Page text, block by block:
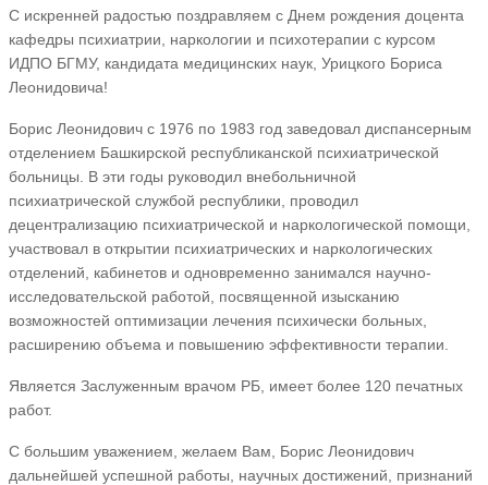
С искренней радостью поздравляем с Днем рождения доцента
кафедры психиатрии, наркологии и психотерапии с курсом
ИДПО БГМУ, кандидата медицинских наук, Урицкого Бориса
Леонидовича!
Борис Леонидович с 1976 по 1983 год заведовал диспансерным
отделением Башкирской республиканской психиатрической
больницы. В эти годы руководил внебольничной
психиатрической службой республики, проводил
децентрализацию психиатрической и наркологической помощи,
участвовал в открытии психиатрических и наркологических
отделений, кабинетов и одновременно занимался научно-
исследовательской работой, посвященной изысканию
возможностей оптимизации лечения психически больных,
расширению объема и повышению эффективности терапии.
Является Заслуженным врачом РБ, имеет более 120 печатных
работ.
С большим уважением, желаем Вам, Борис Леонидович
дальнейшей успешной работы, научных достижений, признаний